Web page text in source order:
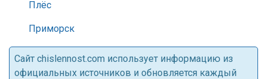
Плёс
Приморск
Cайт chislennost.com использует информацию из
официальных источников и обновляется каждый